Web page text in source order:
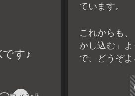
す♪
ています。
これからも
かし込む」
で、どうぞよ